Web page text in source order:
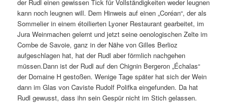
der Rudl einen gewissen Tick für Vollständigkeiten weder leugnen
kann noch leugnen will. Dem Hinweis auf einen „Coréan“, der als
Sommelier in einem étoilierten Lyoner Restaurant gearbeitet, im
Jura Weinmachen gelernt und jetzt seine oenologischen Zelte im
Combe de Savoie, ganz in der Nähe von Gilles Berlioz
aufgeschlagen hat, hat der Rudl aber förmlich nachgehen
müssen.Dann ist der Rudl auf den Chignin Bergeron „Échalas“
der Domaine H gestoßen. Wenige Tage später hat sich der Wein
dann im Glas von Caviste Rudolf Polifka eingefunden. Da hat
Rudl gewusst, dass ihn sein Gespür nicht im Stich gelassen.